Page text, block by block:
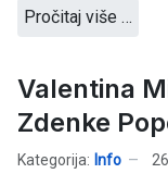
Pročitaj više …
Valentina
Zdenke
Kategorija: Info